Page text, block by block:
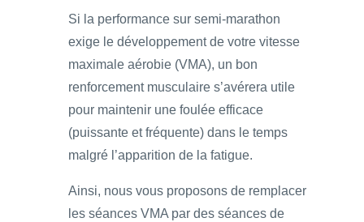
Si la performance sur semi-marathon
exige le développement de votre vitesse
maximale aérobie (VMA), un bon
renforcement musculaire s’avérera utile
pour maintenir une foulée efficace
(puissante et fréquente) dans le temps
malgré l’apparition de la fatigue.
Ainsi, nous vous proposons de remplacer
les séances VMA par des séances de